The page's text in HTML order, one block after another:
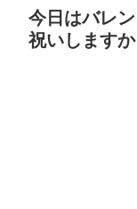
今日はバレ
祝いしますか